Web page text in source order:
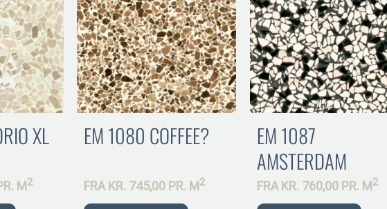
XL
M2
EM 1080 COFFEE?
FRA KR. 745,00 PR. M2
EM 1087
AMSTERDAM
FRA KR. 760,00 PR. M2